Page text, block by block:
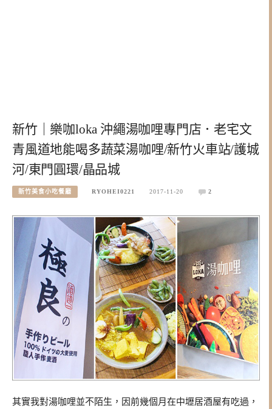
新竹｜樂咖loka 沖繩湯咖哩專門店．老宅文
青風道地能喝多蔬菜湯咖哩/新竹火車站/護城
河/東門圓環/晶品城
新竹美食小吃餐廳 RYOHEI0221 2017-11-20 2
其實我對湯咖哩並不陌生，因前幾個月在中壢居酒屋有吃過，